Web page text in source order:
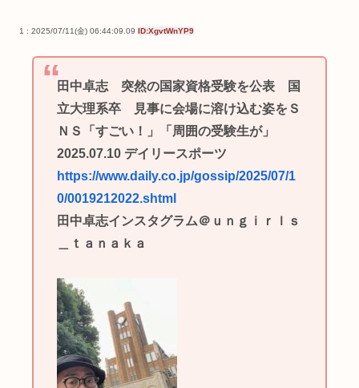
1 : 2025/07/11(金) 06:44:09.09 ID:XgvtWnYP9
田中卓志 突然の国家資格受験を公表 国
立大理系卒 見事に会場に溶け込む姿をＳ
ＮＳ「すごい！」「周囲の受験生が」
2025.07.10 デイリースポーツ
https://www.daily.co.jp/gossip/2025/07/1
0/0019212022.shtml
田中卓志インスタグラム＠ｕｎｇｉｒｌｓ
＿ｔａｎａｋａ